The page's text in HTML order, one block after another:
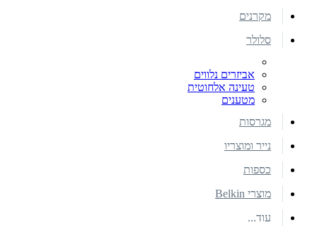
מקרנים
סלולר
אביזרים נלווים
טעינה אלחוטית
מטענים
מגרסות
נייר ומוצריו
כספות
מוצרי Belkin
עוד...